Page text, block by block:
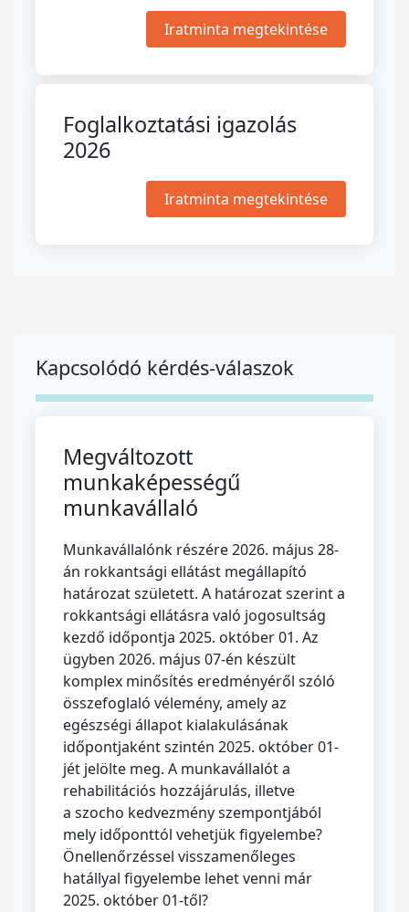
Iratminta megtekintése
Foglalkoztatási igazolás
2026
Iratminta megtekintése
Kapcsolódó kérdés-válaszok
Megváltozott
munkaképességű
munkavállaló
Munkavállalónk részére 2026. május 28-
án rokkantsági ellátást megállapító
határozat született. A határozat szerint a
rokkantsági ellátásra való jogosultság
kezdő időpontja 2025. október 01. Az
ügyben 2026. május 07-én készült
komplex minősítés eredményéről szóló
összefoglaló vélemény, amely az
egészségi állapot kialakulásának
időpontjaként szintén 2025. október 01-
jét jelölte meg. A munkavállalót a
rehabilitációs hozzájárulás, illetve
a szocho kedvezmény szempontjából
mely időponttól vehetjük figyelembe?
Önellenőrzéssel visszamenőleges
hatállyal figyelembe lehet venni már
2025. október 01-től?